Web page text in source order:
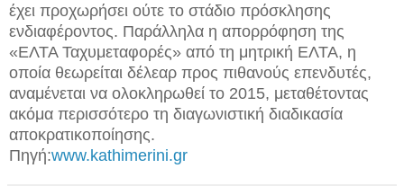
έχει προχωρήσει ούτε το στάδιο πρόσκλησης
ενδιαφέροντος. Παράλληλα η απορρόφηση της
«ΕΛΤΑ Ταχυμεταφορές» από τη μητρική ΕΛΤΑ, η
οποία θεωρείται δέλεαρ προς πιθανούς επενδυτές,
αναμένεται να ολοκληρωθεί το 2015, μεταθέτοντας
ακόμα περισσότερο τη διαγωνιστική διαδικασία
αποκρατικοποίησης.
Πηγή:www.kathimerini.gr